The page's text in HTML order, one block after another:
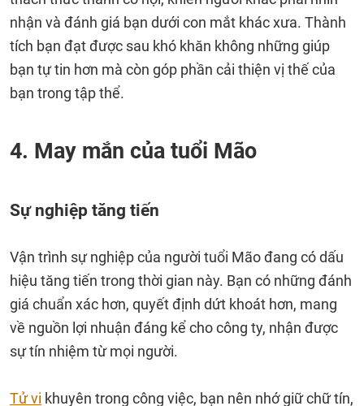
nhận và đánh giá bạn dưới con mắt khác xưa. Thành
tích bạn đạt được sau khó khăn không những giúp
bạn tự tin hơn mà còn góp phần cải thiện vị thế của
bạn trong tập thể.
4. May mắn của tuổi Mão
Sự nghiệp tăng tiến
Vận trình sự nghiệp của người tuổi Mão đang có dấu
hiệu tăng tiến trong thời gian này. Bạn có những đánh
giá chuẩn xác hơn, quyết định dứt khoát hơn, mang
về nguồn lợi nhuận đáng kể cho công ty, nhận được
sự tín nhiệm từ mọi người.
Tử vi khuyên trong công việc, bạn nên nhớ giữ chữ tín,